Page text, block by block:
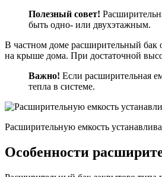
Полезный совет!
быть одно- или двухэтажным.
В частном доме расширительный бак
на крыше дома. При достаточной
Важно! Если расширительная
тепла в системе.
Расширительную емкость
Особенности